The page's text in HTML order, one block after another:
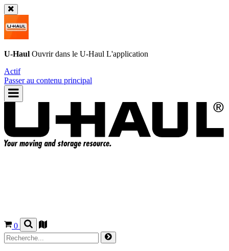
U-Haul Ouvrir dans le U-Haul L'application
Actif
Passer au contenu principal
0